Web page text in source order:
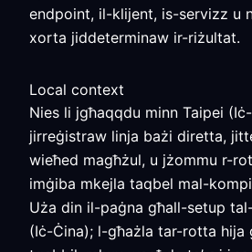
endpoint, il-klijent, is-servizz u
xorta jiddeterminaw ir-riżultat.
Local context
Nies li jgħaqqdu minn Taipei
jirreġistraw linja bażi diretta,
wieħed magħżul, u jżommu r-
imġiba mkejla taqbel mal-
Uża din il-paġna għall-setup
(Iċ-Ċina); l-għażla tar-rotta hija